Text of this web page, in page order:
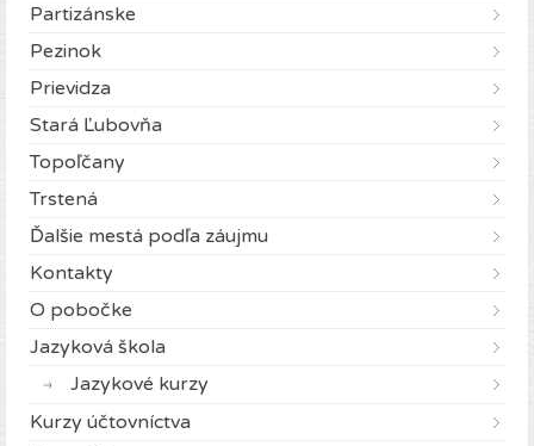
Partizánske
Pezinok
Prievidza
Stará Ľubovňa
Topoľčany
Trstená
Ďalšie mestá podľa záujmu
Kontakty
O pobočke
Jazyková škola
Jazykové kurzy
Kurzy účtovníctva